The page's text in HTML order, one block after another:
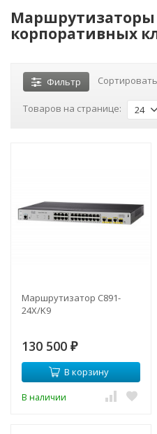
Маршрутизаторы
корпоративных
Фильтр
Товаров на странице: 24
Маршрутизатор C891-
24X/K9
130 500 ₽
В корзину
В наличии